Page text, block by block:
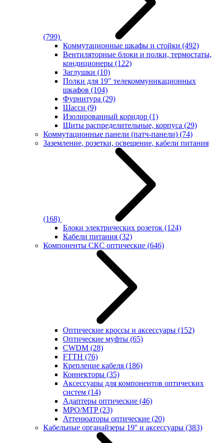
(799)
Коммутационные шкафы и стойки (492)
Вентиляторные блоки и полки, термостаты,
кондиционеры (122)
Заглушки (10)
Полки для 19" телекоммуникационных
шкафов (104)
Фурнитура (29)
Шасси (9)
Изолированный коридор (1)
Щиты распределительные, корпуса (29)
Коммутационные панели (патч-панели) (74)
Заземление, розетки, освещение, кабели питания
(168)
Блоки электрических розеток (124)
Кабели питания (32)
Компоненты СКС оптические (646)
Оптические кроссы и аксессуары (152)
Оптические муфты (65)
CWDM (28)
FTTH (76)
Крепление кабеля (186)
Коннекторы (35)
Аксессуары для компонентов оптических
систем (14)
Адаптеры оптические (46)
MPO/MTP(23)
Аттенюаторы оптические (20)
Кабельные органайзеры 19'' и аксессуары (383)